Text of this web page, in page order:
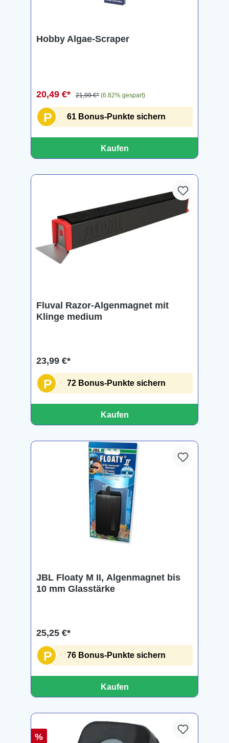
Hobby Algae-Scraper
20,49 €* 21,99 €* (6.82% gespart)
P 61 Bonus-Punkte sichern
Kaufen
Fluval Razor-Algenmagnet mit
Klinge medium
23,99 €*
P 72 Bonus-Punkte sichern
Kaufen
JBL Floaty M II, Algenmagnet bis
10 mm Glasstärke
25,25 €*
P 76 Bonus-Punkte sichern
Kaufen
%